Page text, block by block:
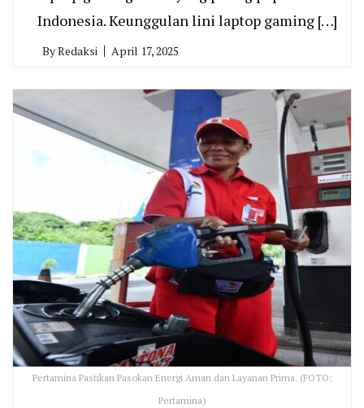
Indonesia. Keunggulan lini laptop gaming […]
ByRedaksi April 17, 2025
Pertamina Pastikan Pasokan Energi Aman dan Layanan Prima. (FOTO:
Pertamina)